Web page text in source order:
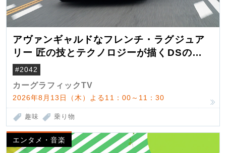
アヴァンギャルドなフレンチ・ラグジュア
リー 匠の技とテクノロジーが描くDSの世
界観
#2042
カーグラフィックTV
2026年8月13日（木）よる11：00～11：30
趣味 乗り物
エンタメ・音楽